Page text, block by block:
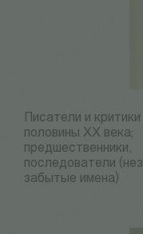
Писатели и
половины ХХ века;
предшественники,
последователи
забытые имена)